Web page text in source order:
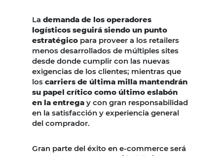
La demanda de los operadores
logísticos seguirá siendo un punto
estratégico para proveer a los retailers
menos desarrollados de múltiples sites
desde donde cumplir con las nuevas
exigencias de los clientes; mientras que
los carriers de última milla mantendrán
su papel crítico como último eslabón
en la entrega y con gran responsabilidad
en la satisfacción y experiencia general
del comprador.
Gran parte del éxito en e-commerce será